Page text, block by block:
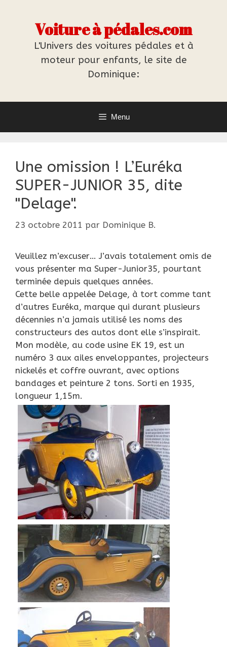
Voiture à pédales.com
L'Univers des voitures pédales et à
moteur pour enfants, le site de
Dominique:
Menu
Une omission ! L’Euréka
SUPER-JUNIOR 35, dite
"Delage".
23 octobre 2011 par Dominique B.
Veuillez m’excuser… J’avais totalement omis de
vous présenter ma Super-Junior35, pourtant
terminée depuis quelques années.
Cette belle appelée Delage, à tort comme tant
d’autres Euréka, marque qui durant plusieurs
décennies n’a jamais utilisé les noms des
constructeurs des autos dont elle s’inspirait.
Mon modèle, au code usine EK 19, est un
numéro 3 aux ailes enveloppantes, projecteurs
nickelés et coffre ouvrant, avec options
bandages et peinture 2 tons. Sorti en 1935,
longueur 1,15m.